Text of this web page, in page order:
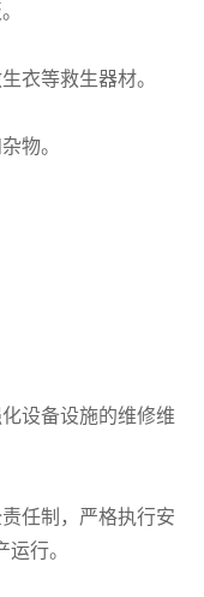
衣等救生器材。
物。
设备设施的维修维
任制，严格执行安
行。